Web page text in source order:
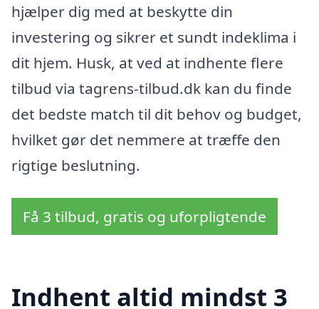
hjælper dig med at beskytte din
investering og sikrer et sundt indeklima i
dit hjem. Husk, at ved at indhente flere
tilbud via tagrens-tilbud.dk kan du finde
det bedste match til dit behov og budget,
hvilket gør det nemmere at træffe den
rigtige beslutning.
Få 3 tilbud, gratis og uforpligtende
Indhent altid mindst 3